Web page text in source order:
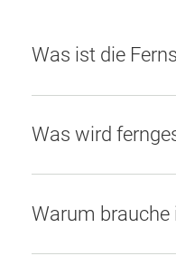
Was ist die
Was wird
Warum brauche